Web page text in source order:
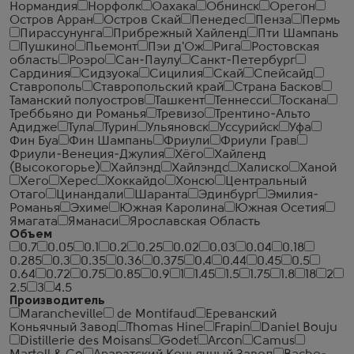
Нормандия Норфолк Оахака Обнинск
Орегон
Остров Арран
Остров Скай Пенедес Пенза
Пермь
Пирассунунга
Прибрежный Хайленд
Пти Шампань
Пушкино
Пьемонт Пэи д'Ож Рига
Ростовская
область
Роэро Сан-Паулу
Санкт-Петербург
Сардиния
Сидзуока Сицилия Скай
Спейсайд
Ставрополь
Ставропольский край
Страна Басков
Таманский полуостров
Ташкент Теннесси
Тоскана
Треббьяно ди Романья
Тревизо
Трентино-Альто
Адидже
Тула Турин Ульяновск Уссурийск
Уфа
Фин Буа
Фин Шампань Фриули
Фриули Грав
Фриули-Венеция-Джулия
Хёго
Хайленд
(Высокогорье)
Хайлэнд Хайлэндс Халиско
Ханой
Хего
Херес Хоккайдо Хонсю
Центральный
Отаго
Цинандали Шаранта Эдинбург
Эмилия-
Романья
Эхиме Южная Каролина
Южная Осетия
Ямагата
Яманаси
Ярославская Область
Объем
0.7
0.05 0.1 0.2 0.25 0.02 0.03 0.04
0.18
0.285
0.3 0.35 0.36 0.375 0.4 0.44 0.45
0.5
0.64
0.72 0.75 0.85 0.9 1.45 1.5 1.75 1.8 18
2
2.5
3
4.5
Производитель
Marancheville
de Montifaud
Ереванский
Коньячный Завод
Thomas Hine Frapin
Daniel Bouju
Distillerie des Moisans
Godet Arcon
Camus